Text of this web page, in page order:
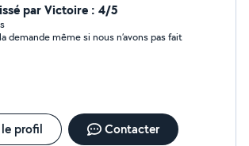
par Victoire : 4/5
demande même si nous n’avons pas fait
profil Contacter